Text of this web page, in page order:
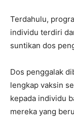
Terdahulu,
individu terdiri
suntikan dos
Dos penggalak
lengkap vaksin
kepada individu
mereka yang